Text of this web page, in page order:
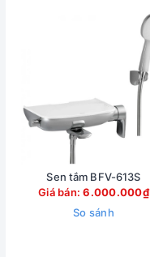
Sen tắm BFV-613S
Giá bán:6.000.000₫
So sánh